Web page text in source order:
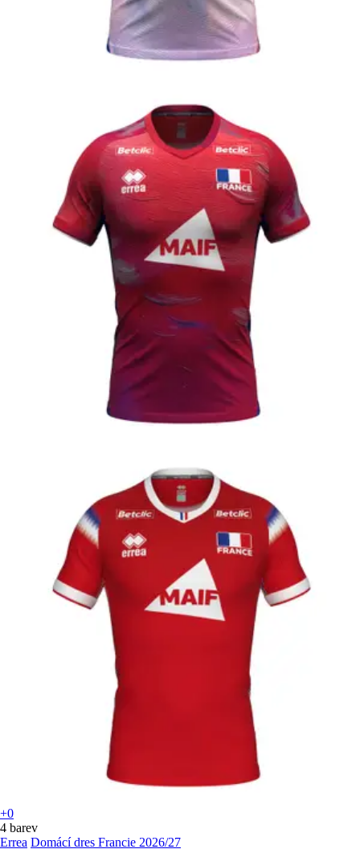
+0
4 barev
Errea Domácí dres Francie 2026/27